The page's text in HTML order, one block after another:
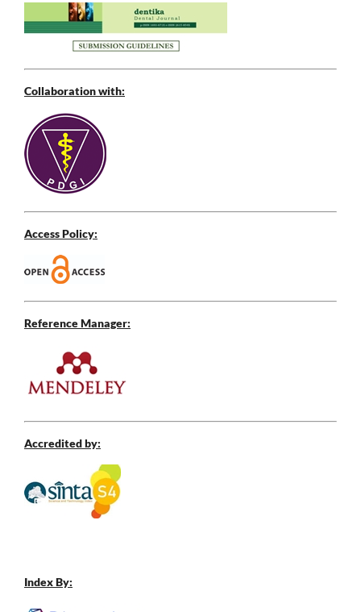
Collaboration with:
Access Policy:
Reference Manager:
Accredited by:
Index By: